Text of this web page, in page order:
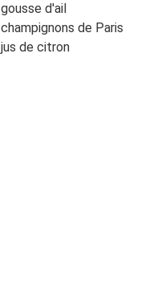
gousse d'ail
champignons de Paris
jus de citron